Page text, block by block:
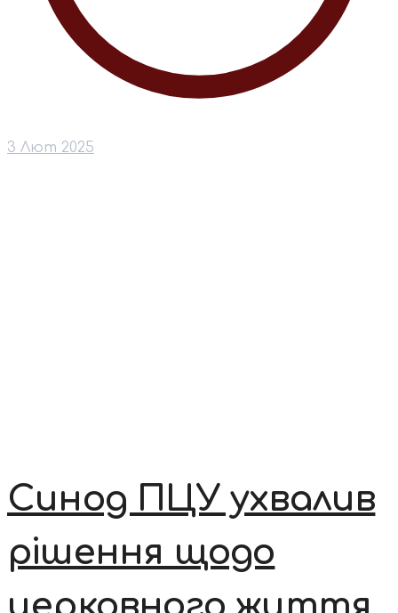
3 Лют 2025
Синод ПЦУ ухвалив
рішення щодо